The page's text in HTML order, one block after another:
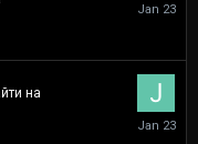
23
на
January
23